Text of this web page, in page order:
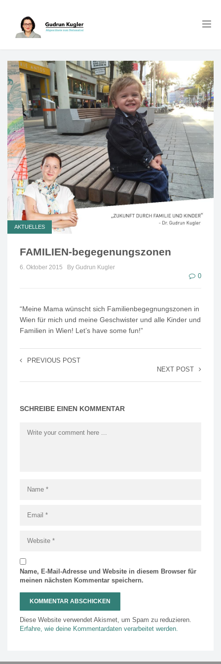
AKTUELLES
FAMILIEN-begegenungszonen
6. Oktober 2015 By Gudrun Kugler
0
“Meine Mama wünscht sich Familienbegegnungszonen in
Wien für mich und meine Geschwister und alle Kinder und
Familien in Wien! Let’s have some fun!”
PREVIOUS POST
NEXT POST
SCHREIBE EINEN KOMMENTAR
Name, E-Mail-Adresse und Website in diesem Browser für
meinen nächsten Kommentar speichern.
Diese Website verwendet Akismet, um Spam zu reduzieren.
Erfahre, wie deine Kommentardaten verarbeitet werden.